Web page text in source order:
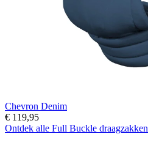
Chevron Denim
€ 119,95
Ontdek alle Full Buckle draagzakken